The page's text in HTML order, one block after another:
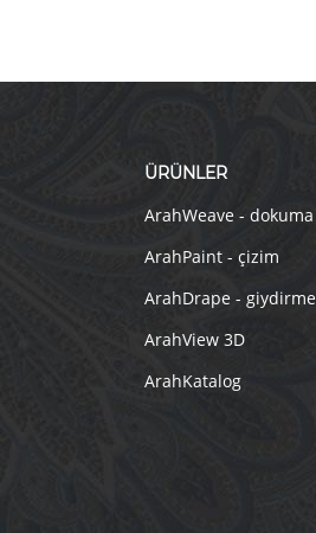
ÜRÜNLER
ArahWeave - dokuma
ArahPaint - çizim
ArahDrape - giydirme
ArahView 3D
ArahKatalog